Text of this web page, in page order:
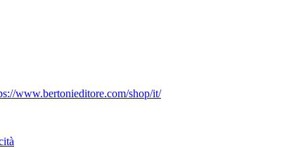
www.bertonieditore.com/shop/it/